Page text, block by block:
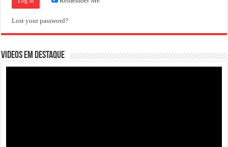
Lost your password?
VIDEOS EM DESTAQUE